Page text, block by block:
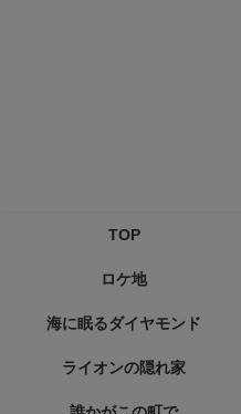
TOP
ロケ地
海に眠るダイヤモンド
ライオンの隠れ家